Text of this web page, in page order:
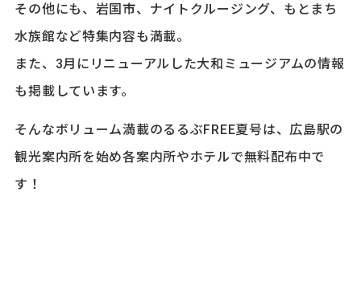
その他にも、岩国市、ナイトクルージング、もとまち
水族館など特集内容も満載。
また、3月にリニューアルした大和ミュージアムの情報
も掲載しています。
そんなボリューム満載のるるぶFREE夏号は、広島駅の
観光案内所を始め各案内所やホテルで無料配布中で
す！